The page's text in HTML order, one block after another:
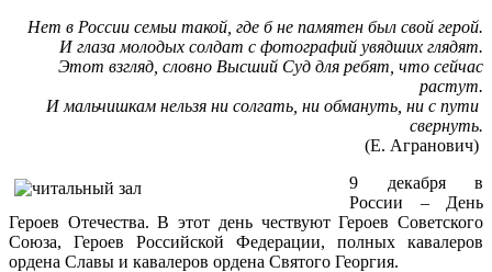
Нет в России семьи такой, где б не памятен был свой герой.
И глаза молодых солдат с фотографий увядших глядят.
Этот взгляд, словно Высший Суд для ребят, что сейчас
растут.
И мальчишкам нельзя ни солгать, ни обмануть, ни с пути
свернуть.
(Е. Агранович)
9 декабря в
России – День
Героев Отечества. В этот день чествуют Героев Советского
Союза, Героев Российской Федерации, полных кавалеров
ордена Славы и кавалеров ордена Святого Георгия.